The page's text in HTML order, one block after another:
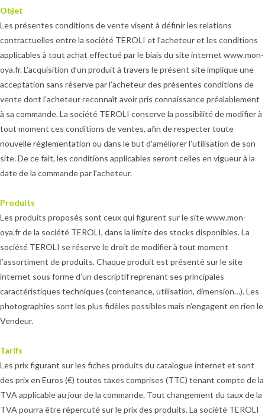
Objet
Les présentes conditions de vente visent à définir les relations
contractuelles entre la société TEROLI et l’acheteur et les conditions
applicables à tout achat effectué par le biais du site internet www.mon-
oya.fr. L’acquisition d’un produit à travers le présent site implique une
acceptation sans réserve par l’acheteur des présentes conditions de
vente dont l’acheteur reconnaît avoir pris connaissance préalablement
à sa commande. La société TEROLI conserve la possibilité de modifier à
tout moment ces conditions de ventes, afin de respecter toute
nouvelle réglementation ou dans le but d'améliorer l’utilisation de son
site. De ce fait, les conditions applicables seront celles en vigueur à la
date de la commande par l’acheteur.
Produits
Les produits proposés sont ceux qui figurent sur le site www.mon-
oya.fr de la société TEROLI, dans la limite des stocks disponibles. La
société TEROLI se réserve le droit de modifier à tout moment
l’assortiment de produits. Chaque produit est présenté sur le site
internet sous forme d’un descriptif reprenant ses principales
caractéristiques techniques (contenance, utilisation, dimension…). Les
photographies sont les plus fidèles possibles mais n’engagent en rien le
Vendeur.
Tarifs
Les prix figurant sur les fiches produits du catalogue internet et sont
des prix en Euros (€) toutes taxes comprises (TTC) tenant compte de la
TVA applicable au jour de la commande. Tout changement du taux de la
TVA pourra être répercuté sur le prix des produits. La société TEROLI